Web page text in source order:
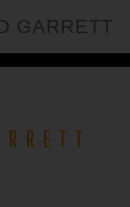
GARRETT